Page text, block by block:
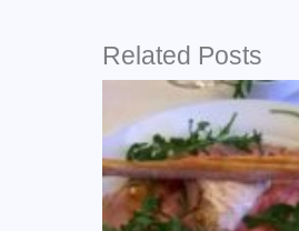
Related Posts